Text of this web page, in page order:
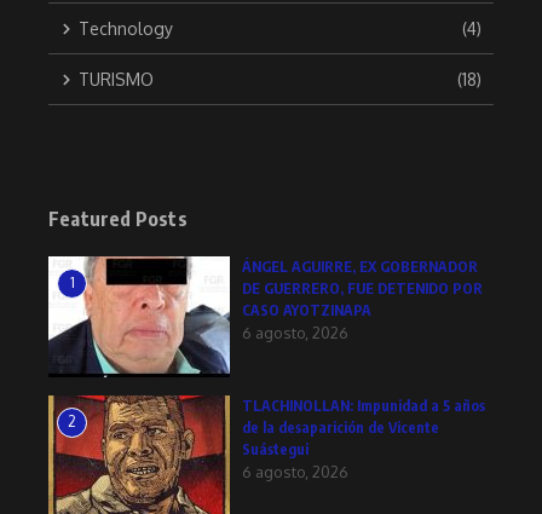
Technology (4)
TURISMO (18)
Featured Posts
1
ÁNGEL AGUIRRE, EX GOBERNADOR
DE GUERRERO, FUE DETENIDO POR
CASO AYOTZINAPA
6 agosto, 2026
2
TLACHINOLLAN: Impunidad a 5 años
de la desaparición de Vicente
Suástegui
6 agosto, 2026